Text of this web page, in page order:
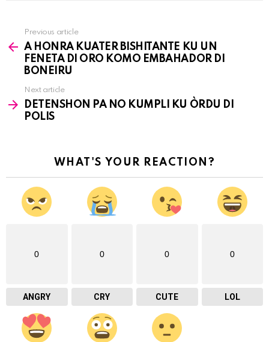
more
Previous article
A HONRA KUATER BISHITANTE KU UN
FENETA DI ORO KOMO EMBAHADOR DI
BONEIRU
Next article
DETENSHON PA NO KUMPLI KU ÒRDU DI
POLIS
WHAT'S YOUR REACTION?
0
ANGRY
0
CRY
0
CUTE
0
LOL